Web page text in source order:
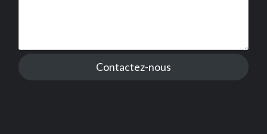
Contactez-nous